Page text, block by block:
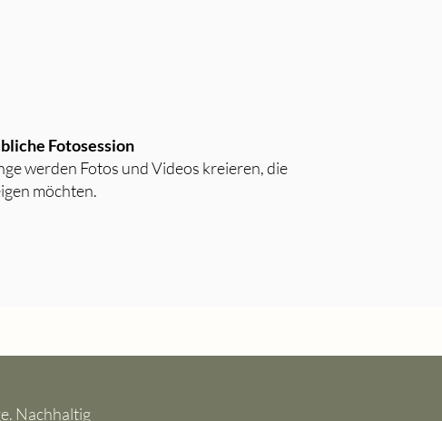
Fotosession
werden Fotos und Videos kreieren, die
möchten.
Nachhaltig